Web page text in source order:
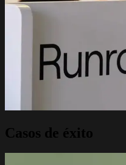
Casos de éxito